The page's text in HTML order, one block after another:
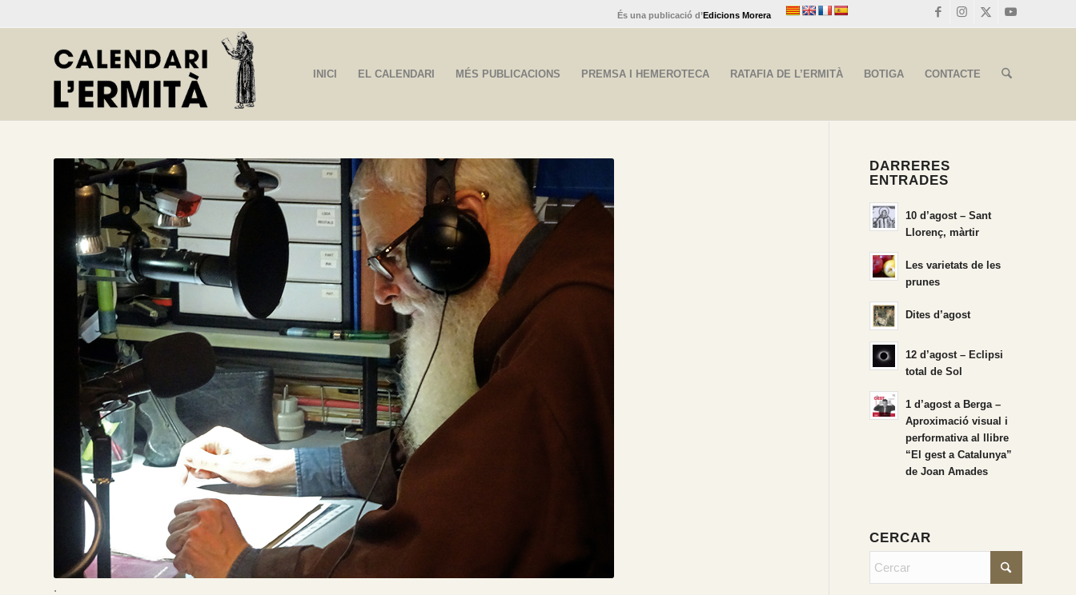
És una publicació d’Edicions Morera
INICI EL CALENDARI MÉS PUBLICACIONS PREMSA I HEMEROTECA RATAFIA DE L’ERMITÀ BOTIGA CONTACTE
.
DARRERES
ENTRADES
10 d’agost – Sant
Llorenç, màrtir
Les varietats de les
prunes
Dites d’agost
12 d’agost – Eclipsi
total de Sol
1 d’agost a Berga –
Aproximació visual i
performativa al llibre
“El gest a Catalunya”
de Joan Amades
CERCAR